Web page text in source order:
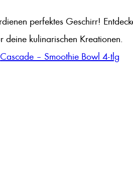
perfektes Geschirr!
deine kulinarischen Kreationen.
Cascade – Smoothie Bowl 4-tlg